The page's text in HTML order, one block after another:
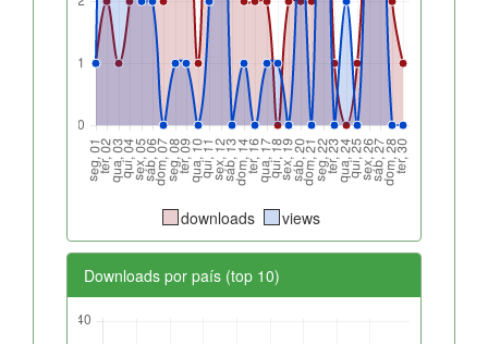
downloads views
Downloads por país (top 10)